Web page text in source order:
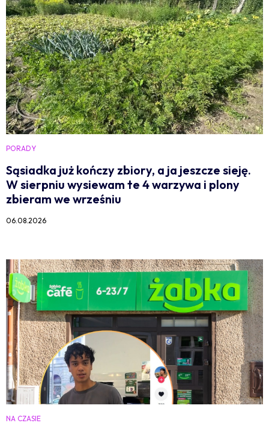
PORADY
Sąsiadka już kończy zbiory, a ja jeszcze sieję.
W sierpniu wysiewam te 4 warzywa i plony
zbieram we wrześniu
06.08.2026
NA CZASIE